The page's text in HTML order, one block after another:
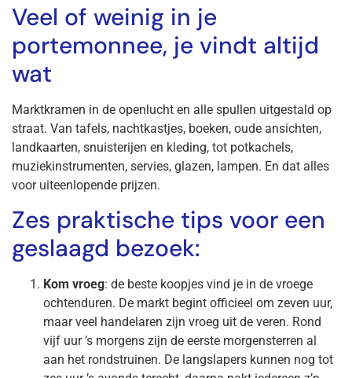
Veel of weinig in je
portemonnee, je vindt altijd
wat
Marktkramen in de openlucht en alle spullen uitgestald op
straat. Van tafels, nachtkastjes, boeken, oude ansichten,
landkaarten, snuisterijen en kleding, tot potkachels,
muziekinstrumenten, servies, glazen, lampen. En dat alles
voor uiteenlopende prijzen.
Zes praktische tips voor een
geslaagd bezoek:
Kom vroeg: de beste koopjes vind je in de vroege
ochtenduren. De markt begint officieel om zeven uur,
maar veel handelaren zijn vroeg uit de veren. Rond
vijf uur ’s morgens zijn de eerste morgensterren al
aan het rondstruinen. De langslapers kunnen nog tot